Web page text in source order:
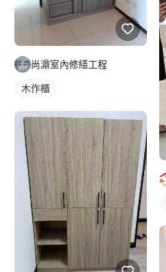
尚濎室內修繕工程
木作櫃